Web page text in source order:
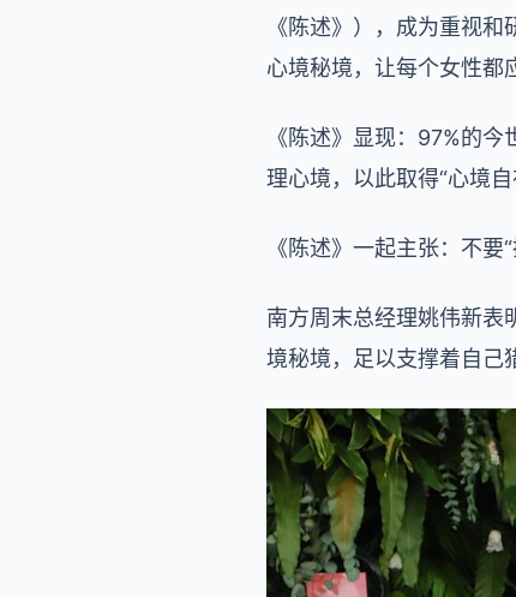
《陈述》），成为重视
心境秘境，让每个女性都
《陈述》显现：97%的
理心境，以此取得“心境自
《陈述》一起主张：不要
南方周末总经理姚伟新表
境秘境，足以支撑着自己